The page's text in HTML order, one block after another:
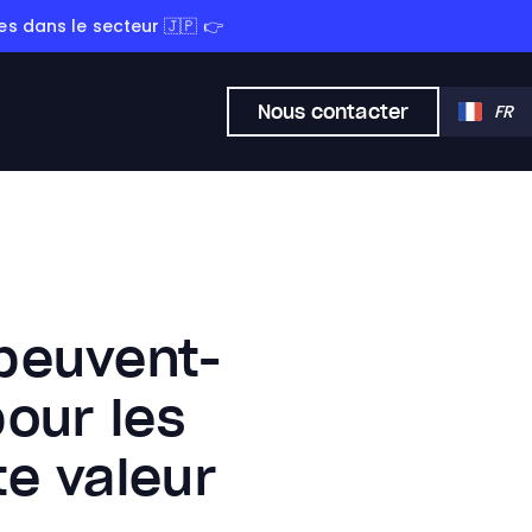
dans le secteur 🇯🇵 👉
FR
Nous contacter
les
valeur